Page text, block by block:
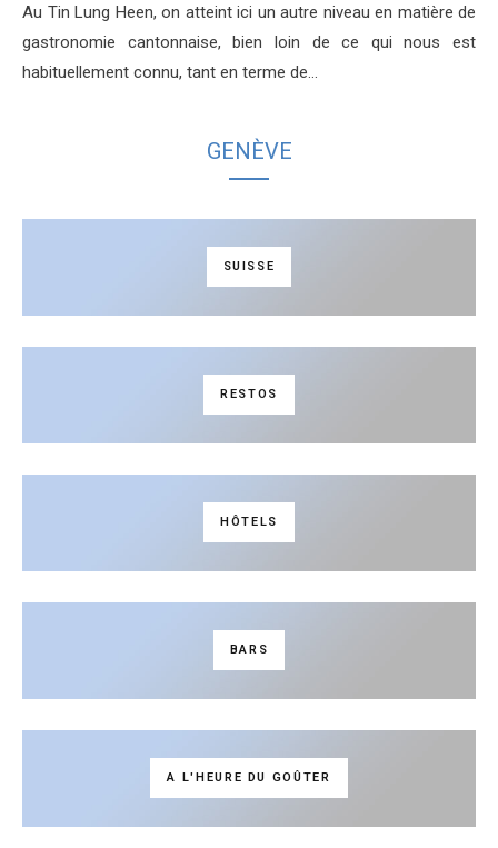
Au Tin Lung Heen, on atteint ici un autre niveau en matière de
gastronomie cantonnaise, bien loin de ce qui nous est
habituellement connu, tant en terme de…
GENÈVE
SUISSE
RESTOS
HÔTELS
BARS
A L'HEURE DU GOÛTER